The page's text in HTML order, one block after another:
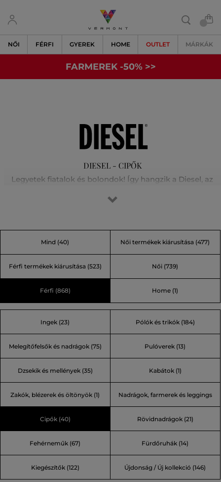
NŐI FÉRFI GYEREK HOME OUTLET MÁRKÁK
FARMEREK -50% >>
DIESEL - CIPŐK
Legyetek fiatalok és bolondok! Így hangzik a Diesel, az
Olaszország északkeleti részén található kisváros szerény
farmermárkává nőtte ki magát, vagy ez már egy
életstílus? Lépjen túl a korlátain, és mutassa meg
Mind (40) Női termékek kiárusítása (477)
Férfi termékek kiárusítása (523) Női (739)
Férfi (868) Home (1)
Ingek (23) Pólók és trikók (184)
Melegítőfelsők és nadrágok (75) Pulóverek (13)
Dzsekik és mellények (35) Kabátok (1)
Zakók, blézerek és öltönyök (1) Nadrágok, farmerek és leggings
(126)
Cipők (40) Rövidnadrágok (21)
Fehérneműk (67) Fürdőruhák (14)
Kiegészítők (122) Újdonság / Új kollekció (146)